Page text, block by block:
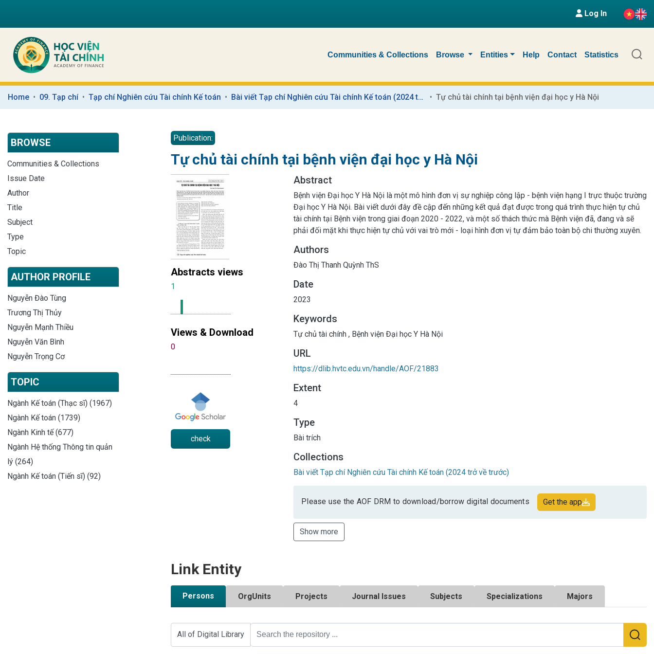
Log In
Communities & Collections Browse Entities Help Contact Statistics
Home 09. Tạp chí Tạp chí Nghiên cứu Tài chính Kế toán Bài viết Tạp chí Nghiên cứu Tài chính Kế toán (2024 trở về trước) Tự chủ tài chính tại bệnh viện đại học y Hà Nội
BROWSE
Communities & Collections
Issue Date
Author
Title
Subject
Type
Topic
AUTHOR PROFILE
Nguyễn Đào Tùng
Trương Thị Thủy
Nguyễn Mạnh Thiều
Nguyễn Văn Bình
Nguyễn Trọng Cơ
TOPIC
Ngành Kế toán (Thạc sĩ) (1967)
Ngành Kế toán (1739)
Ngành Kinh tế (677)
Ngành Hệ thống Thông tin quản
lý (264)
Ngành Kế toán (Tiến sĩ) (92)
Publication:
Tự chủ tài chính tại bệnh viện đại học y Hà Nội
Abstracts views
1
Views & Download
0
check
Abstract
Bệnh viện Đại học Y Hà Nội là một mô hình đơn vị sự nghiệp công lập - bệnh viện hạng I trực thuộc trường
Đại học Y Hà Nội. Bài viết dưới đây đề cập đến những kết quả đạt được trong quá trình thực hiện tự chủ
tài chính tại Bệnh viện trong giai đoạn 2020 - 2022, và một số thách thức mà Bệnh viện đã, đang và sẽ
phải đối mặt khi thực hiện tự chủ với vai trò mới - loại hình đơn vị tự đảm bảo toàn bộ chi thường xuyên.
Authors
Đào Thị Thanh Quỳnh ThS
Date
2023
Keywords
Tự chủ tài chính , Bệnh viện Đại học Y Hà Nội
URL
https://dlib.hvtc.edu.vn/handle/AOF/21883
Extent
4
Type
Bài trích
Collections
Bài viết Tạp chí Nghiên cứu Tài chính Kế toán (2024 trở về trước)
Please use the AOF DRM to download/borrow digital documents Get the app
Show more
Link Entity
Persons OrgUnits Projects Journal Issues Subjects Specializations Majors
All of Digital Library